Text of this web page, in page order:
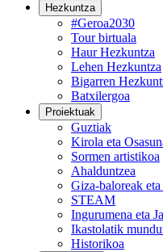
Hezkuntza
#Geroa2030
Tour birtuala
Haur Hezkuntza
Lehen Hezkuntza
Bigarren
Batxilergoa
Proiektuak
Guztiak
Kirola eta
Sormen artistikoa
Ahalduntzea
Giza-baloreak
STEAM
Ingurumena eta
Ikastolatik
Historikoa